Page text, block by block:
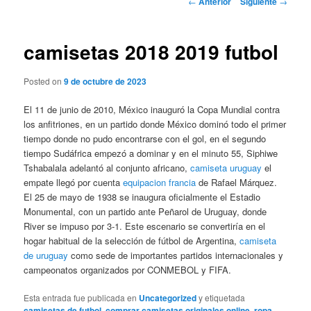
camisetas 2018 2019 futbol
Posted on9 de octubre de 2023
El 11 de junio de 2010, México inauguró la Copa Mundial contra
los anfitriones, en un partido donde México dominó todo el primer
tiempo donde no pudo encontrarse con el gol, en el segundo
tiempo Sudáfrica empezó a dominar y en el minuto 55, Siphiwe
Tshabalala adelantó al conjunto africano,camiseta uruguay el
empate llegó por cuentaequipacion francia de Rafael Márquez.
El 25 de mayo de 1938 se inaugura oficialmente el Estadio
Monumental, con un partido ante Peñarol de Uruguay, donde
River se impuso por 3-1. Este escenario se convertiría en el
hogar habitual de la selección de fútbol de Argentina,camiseta
de uruguay como sede de importantes partidos internacionales y
campeonatos organizados por CONMEBOL y FIFA.
Esta entrada fue publicada en Uncategorizedy etiquetada